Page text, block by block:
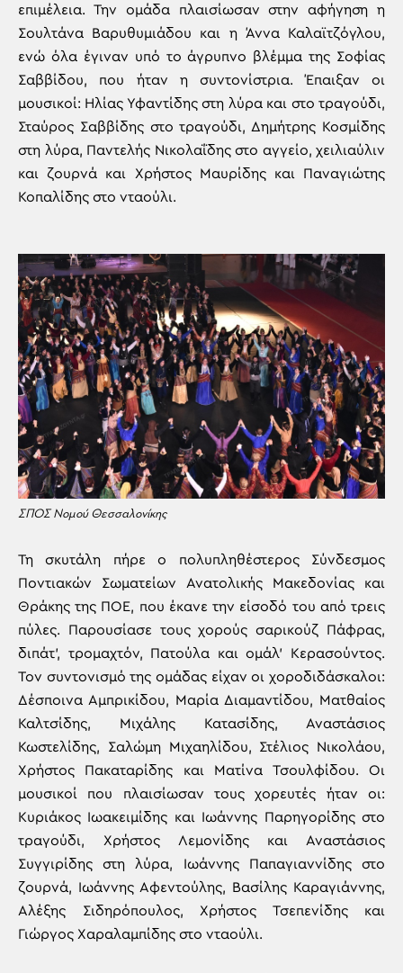
επιμέλεια. Την ομάδα πλαισίωσαν στην αφήγηση η
Σουλτάνα Βαρυθυμιάδου και η Άννα Καλαϊτζόγλου,
ενώ όλα έγιναν υπό το άγρυπνο βλέμμα της Σοφίας
Σαββίδου, που ήταν η συντονίστρια. Έπαιξαν οι
μουσικοί: Ηλίας Υφαντίδης στη λύρα και στο τραγούδι,
Σταύρος Σαββίδης στο τραγούδι, Δημήτρης Κοσμίδης
στη λύρα, Παντελής Νικολαΐδης στο αγγείο, χειλιαύλιν
και ζουρνά και Χρήστος Μαυρίδης και Παναγιώτης
Κοπαλίδης στο νταούλι.
ΣΠΟΣ Νομού Θεσσαλονίκης
Τη σκυτάλη πήρε ο πολυπληθέστερος Σύνδεσμος
Ποντιακών Σωματείων Ανατολικής Μακεδονίας και
Θράκης της ΠΟΕ, που έκανε την είσοδό του από τρεις
πύλες. Παρουσίασε τους χορούς σαρικούζ Πάφρας,
διπάτ’, τρομαχτόν, Πατούλα και ομάλ’ Κερασούντος.
Τον συντονισμό της ομάδας είχαν οι χοροδιδάσκαλοι:
Δέσποινα Αμπρικίδου, Μαρία Διαμαντίδου, Ματθαίος
Καλτσίδης, Μιχάλης Κατασίδης, Αναστάσιος
Κωστελίδης, Σαλώμη Μιχαηλίδου, Στέλιος Νικολάου,
Χρήστος Πακαταρίδης και Ματίνα Τσουλφίδου. Οι
μουσικοί που πλαισίωσαν τους χορευτές ήταν οι:
Κυριάκος Ιωακειμίδης και Ιωάννης Παρηγορίδης στο
τραγούδι, Χρήστος Λεμονίδης και Αναστάσιος
Συγγιρίδης στη λύρα, Ιωάννης Παπαγιαννίδης στο
ζουρνά, Ιωάννης Αφεντούλης, Βασίλης Καραγιάννης,
Αλέξης Σιδηρόπουλος, Χρήστος Τσεπενίδης και
Γιώργος Χαραλαμπίδης στο νταούλι.